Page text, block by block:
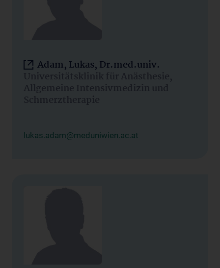
Adam, Lukas, Dr.med.univ.
Universitätsklinik für Anästhesie,
Allgemeine Intensivmedizin und
Schmerztherapie
lukas.adam@meduniwien.ac.at